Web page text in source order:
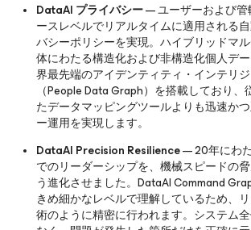
DataAI プライバシー— ユーザーおよび管
ースレベルでリアルタイムに適用される
バシーポリシーを実現。ハイブリッドマ
体にわたる構造化および非構造化個人デ
界最先端のアイデンティティ・インテリ
（People Data Graph）を搭載しており
たデータマッピングツールよりも迅速か
ー運用を実現します。
DataAI Precision Resilience— 20年にわ
でのリーダーシップを、機械スピードの
う進化させました。DataAI Command
きめ細かなレベルで理解しているため、
術のように精密に行われます。システム